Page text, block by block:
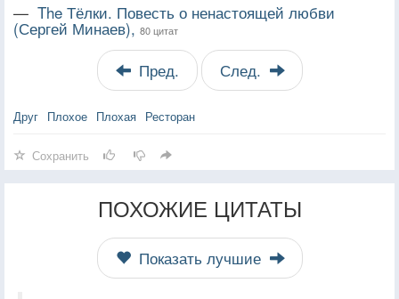
— The Тёлки. Повесть о ненастоящей любви
(Сергей Минаев), 80 цитат
Пред. След.
Друг Плохое Плохая Ресторан
Сохранить
ПОХОЖИЕ ЦИТАТЫ
Показать лучшие